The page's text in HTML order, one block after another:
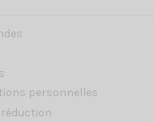
personnelles
réduction